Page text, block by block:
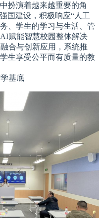
扮演着越来越重要的角
国建设，积极响应“人工
、学生的学习与生活、管
赋能智慧校园整体解决
合与创新应用，系统推
生享受公平而有质量的教
基底